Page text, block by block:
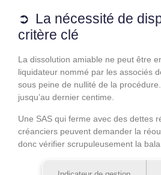
La nécessité de
critère clé
La dissolution amiable ne peut être
liquidateur nommé par les associés
sous peine de nullité de la
jusqu’au dernier centime.
Une SAS qui ferme avec des dettes
créanciers peuvent demander la
donc vérifier scrupuleusement la